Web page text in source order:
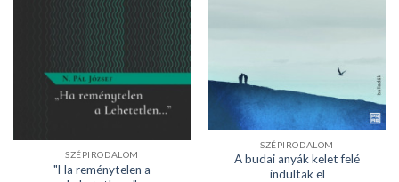
SZÉPIRODALOM
"Ha reménytelen a
SZÉPIRODALOM
A budai anyák kelet felé
indultak el